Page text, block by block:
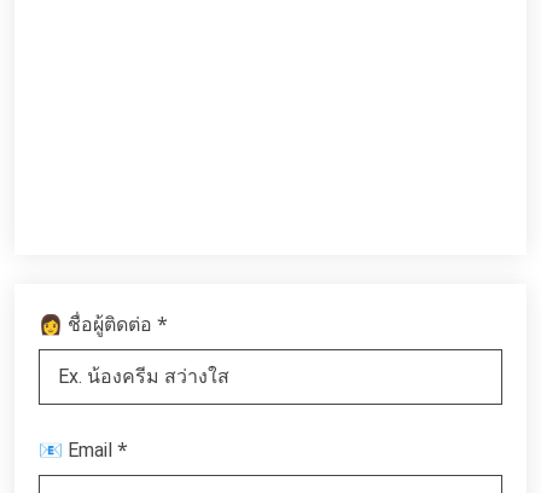
👩 ชื่อผู้ติดต่อ *
📧 Email *